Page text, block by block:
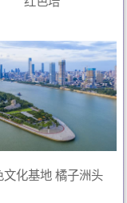
文化基地 橘子洲头